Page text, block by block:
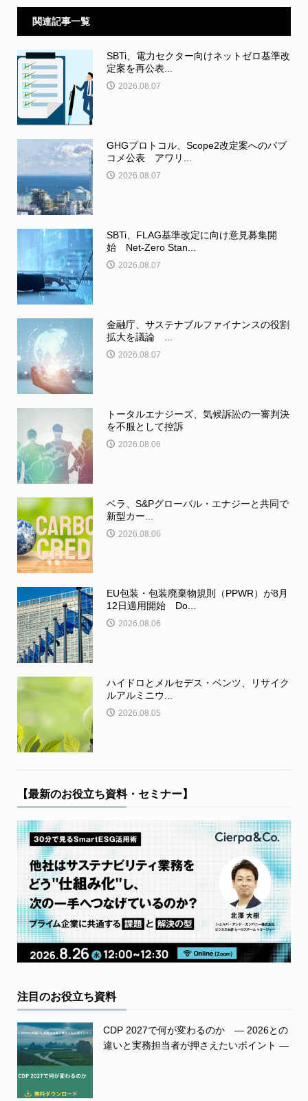
関連記事一覧
SBTi、電力セクター向けネットゼロ基準改
定案を再公表...
2026.08.07
GHGプロトコル、Scope2改定案へのパブ
コメ公表 アワリ...
2026.08.07
SBTi、FLAG基準改定に向け意見募集開
始 Net-Zero Stan...
2026.08.07
金融庁、サステナブルファイナンスの役割
拡大を議論 ...
2026.08.07
トータルエナジーズ、気候訴訟の一審判決
を不服として控訴
2026.08.06
ベラ、S&Pグローバル・エナジーと共同で
新型カー...
2026.08.06
EU包装・包装廃棄物規則（PPWR）が8月
12日適用開始 Do...
2026.08.06
ハイドロとメルセデス・ベンツ、リサイク
ルアルミニウ...
2026.08.05
【最新のお役立ち資料・セミナー】
注目のお役立ち資料
CDP 2027で何が変わるのか ― 2026との
違いと実務担当者が押さえたいポイント ―